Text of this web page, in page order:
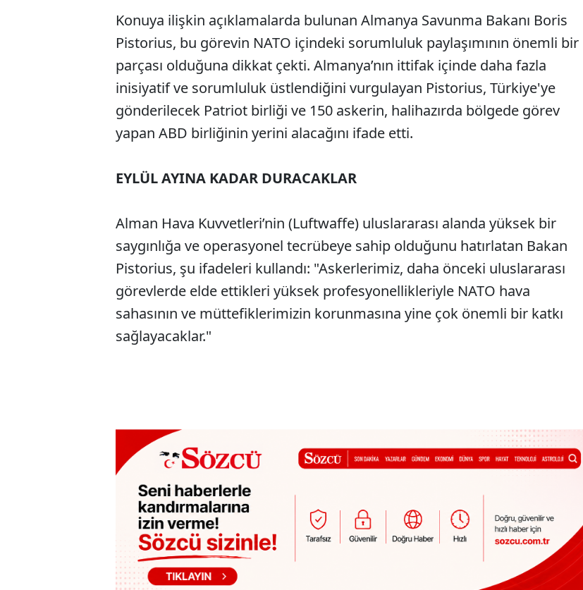
Konuya ilişkin açıklamalarda bulunan Almanya Savunma Bakanı Boris
Pistorius, bu görevin NATO içindeki sorumluluk paylaşımının önemli bir
parçası olduğuna dikkat çekti. Almanya’nın ittifak içinde daha fazla
inisiyatif ve sorumluluk üstlendiğini vurgulayan Pistorius, Türkiye'ye
gönderilecek Patriot birliği ve 150 askerin, halihazırda bölgede görev
yapan ABD birliğinin yerini alacağını ifade etti.
EYLÜL AYINA KADAR DURACAKLAR
Alman Hava Kuvvetleri’nin (Luftwaffe) uluslararası alanda yüksek bir
saygınlığa ve operasyonel tecrübeye sahip olduğunu hatırlatan Bakan
Pistorius, şu ifadeleri kullandı: "Askerlerimiz, daha önceki uluslararası
görevlerde elde ettikleri yüksek profesyonellikleriyle NATO hava
sahasının ve müttefiklerimizin korunmasına yine çok önemli bir katkı
sağlayacaklar."